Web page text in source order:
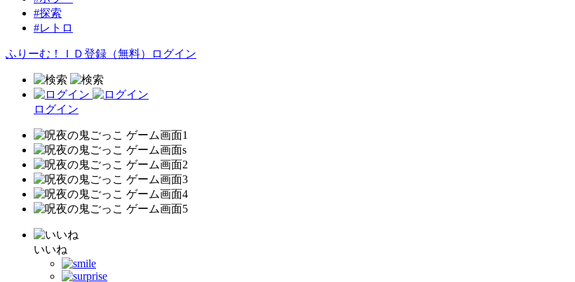
#探索
#レトロ
ふりーむ！ＩＤ登録（無料） ログイン
ログイン
いいね